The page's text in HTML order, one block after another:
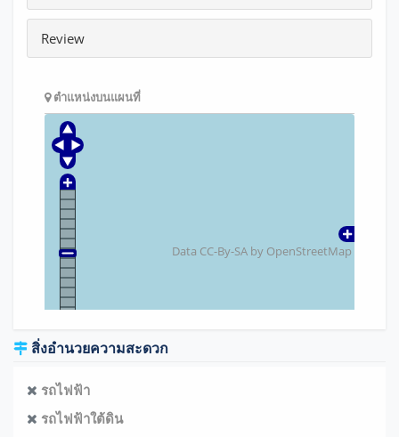
Review
ตำแหน่งบนแผนที่
Data CC-By-SA by OpenStreetMap
สิ่งอำนวยความสะดวก
รถไฟฟ้า
รถไฟฟ้าใต้ดิน